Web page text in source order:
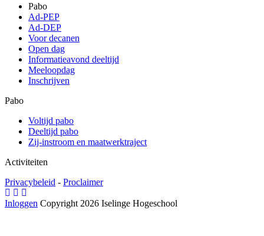
Pabo
Ad-PEP
Ad-DEP
Voor decanen
Open dag
Informatieavond deeltijd
Meeloopdag
Inschrijven
Pabo
Voltijd pabo
Deeltijd pabo
Zij-instroom en maatwerktraject
Activiteiten
Privacybeleid - Proclaimer
Inloggen Copyright 2026 Iselinge Hogeschool